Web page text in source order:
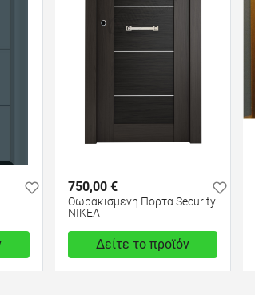
750,00 €
Θωρακισμενη Πορτα Security
ΝΙΚΕΛ
Δείτε το προϊόν